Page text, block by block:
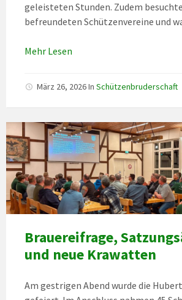
geleisteten Stunden. Zudem
befreundeten Schützenvereine und
Mehr Lesen
März 26, 2026In Schützenbruderschaft
Brauereifrage,
und neue Krawatten
Am gestrigen Abend wurde die